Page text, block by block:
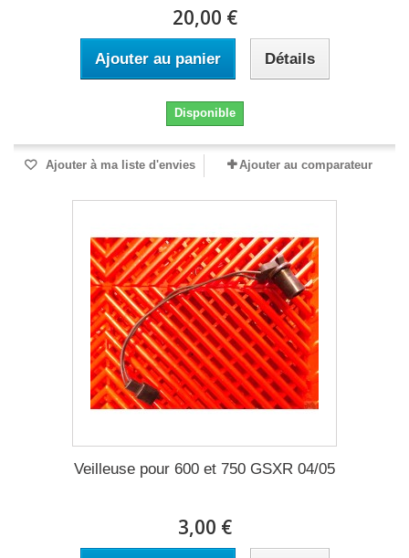
20,00 €
Ajouter au panier Détails
Disponible
Ajouter à ma liste d'envies Ajouter au comparateur
Veilleuse pour 600 et 750 GSXR 04/05
3,00 €